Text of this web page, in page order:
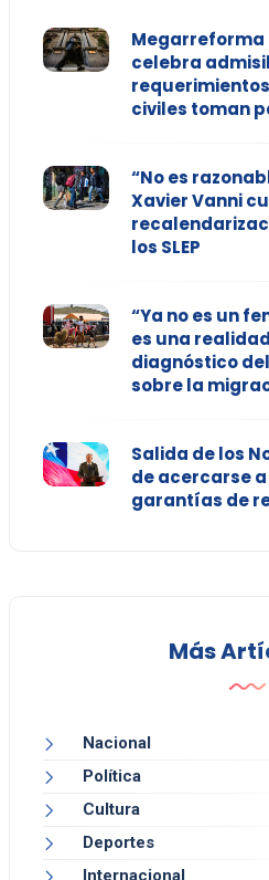
Megarreforma
celebra
civiles toman
“No es
Xavier Vanni
los SLEP
“Ya no es un
es una
diagnóstico
sobre la
Salida de los
de acercarse
garantías de
Más
Nacional
Política
Cultura
Deportes